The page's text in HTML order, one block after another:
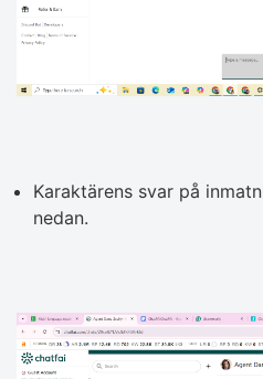
Karaktärens svar på
nedan.